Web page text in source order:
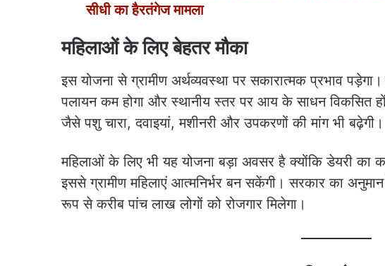
सीधी का हैरतंगेज मामला
महिलाओं के लिए बेहतर मौका
इस योजना से ग्रामीण अर्थव्यवस्था पर सकारात्मक प्रभाव
पलायन कम होगा और स्थानीय स्तर पर आय के साधन विकसित
जैसे पशु चारा, दवाइयां, मशीनरी और उपकरणों की मांग भी बढ़ेगी।
महिलाओं के लिए भी यह योजना बड़ा अवसर है क्योंकि डेयरी का
इससे ग्रामीण महिलाएं आत्मनिर्भर बन सकेंगी। सरकार का
रूप से करीब पांच लाख लोगों को रोजगार मिलेगा।